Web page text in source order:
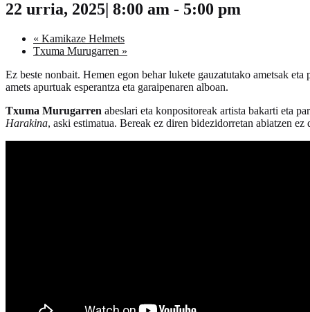
22 urria, 2025| 8:00 am - 5:00 pm
« Kamikaze Helmets
Txuma Murugarren »
Ez beste nonbait. Hemen egon behar lukete gauzatutako ametsak
amets apurtuak esperantza eta garaipenaren alboan.
Txuma Murugarren abeslari eta konpositoreak artista bakarti eta
Harakina, aski estimatua. Bereak ez diren bidezidorretan abiatzen